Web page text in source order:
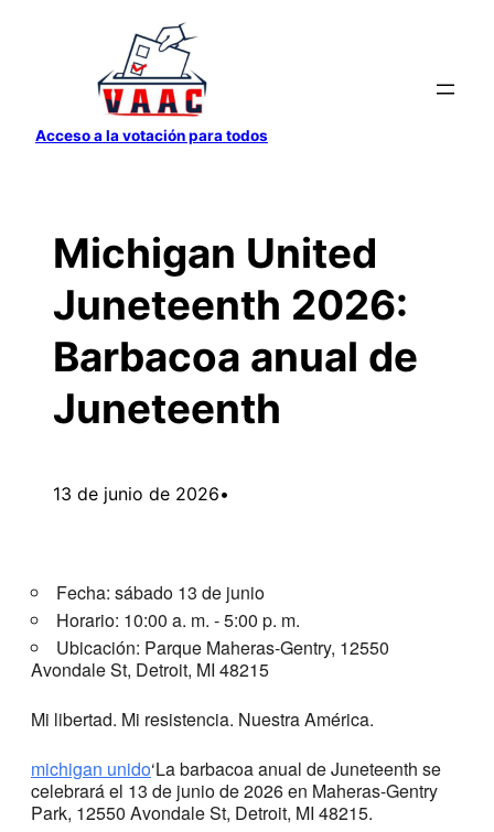
contenido
Acceso a la votación para todos
Michigan United
Juneteenth 2026:
Barbacoa anual de
Juneteenth
13 de junio de 2026•
Fecha: sábado 13 de junio
Horario: 10:00 a. m. - 5:00 p. m.
Ubicación: Parque Maheras-Gentry, 12550
Avondale St, Detroit, MI 48215
Mi libertad. Mi resistencia. Nuestra América.
michigan unido‘La barbacoa anual de Juneteenth se
celebrará el 13 de junio de 2026 en Maheras-Gentry
Park, 12550 Avondale St, Detroit, MI 48215.